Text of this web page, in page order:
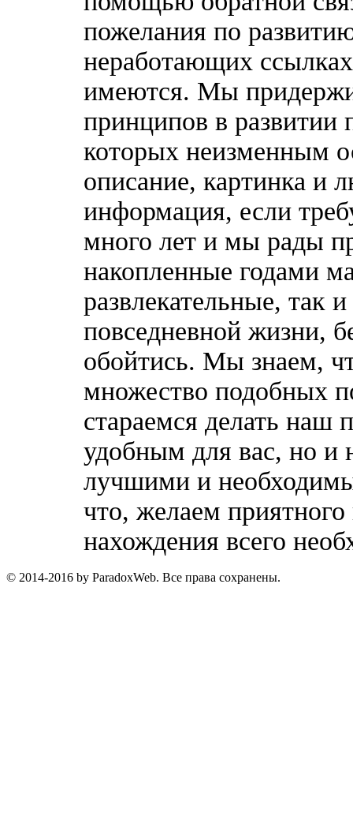
пожелания по
неработающих
имеются. Мы
принципов в развитии
которых неизменным
описание, картинка и
информация, если
много лет и мы рады
накопленные годами
развлекательные, так
повседневной жизни,
обойтись. Мы знаем,
множество подобных
стараемся делать наш
удобным для вас, но и
лучшими и
что, желаем
нахождения всего
© 2014-2016 by ParadoxWeb. Все права сохранены.